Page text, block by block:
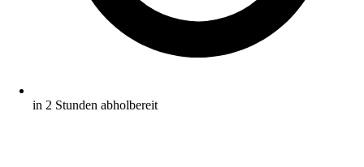
in 2 Stunden abholbereit